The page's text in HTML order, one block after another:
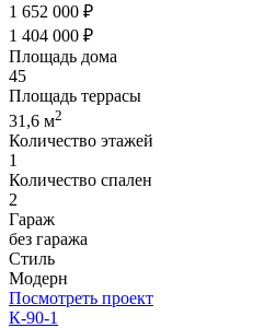
1 652 000 ₽
1 404 000 ₽
Площадь дома
45
Площадь террасы
31,6 м2
Количество этажей
1
Количество спален
2
Гараж
без гаража
Стиль
Модерн
Посмотреть проект
К-90-1